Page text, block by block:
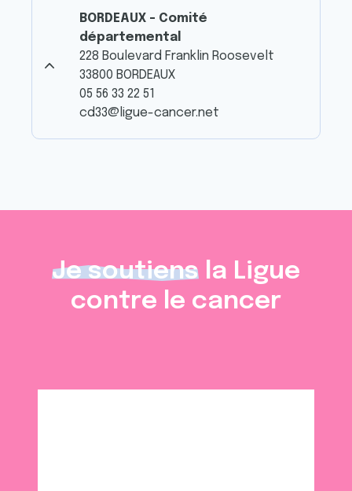
BORDEAUX - Comité
départemental
228 Boulevard Franklin Roosevelt
33800 BORDEAUX
05 56 33 22 51
cd33@ligue-cancer.net
Je soutiens la Ligue
contre le cancer